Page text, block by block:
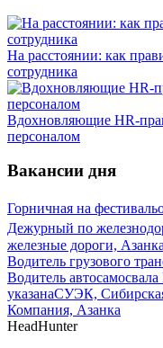
На расстоянии: как
сотрудника
Вдохновляющие HR-
персоналом
Вакансии дня
Горничная на фестиваль
Дежурный по
железные дороги, Азанка
Водитель грузового
Водитель
указанаСУЭК,
Компания, Азанка
HeadHunter